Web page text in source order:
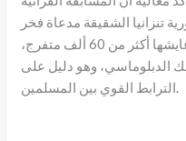
تنزانيا الشقيقة مدعاة فخر
واعتزاز، فالمسابقة شاهدها وعايشها أكثر من 60 ألف متفرج،
الدبلوماسي، وهو دليل على
الترابط القوي بين المسلمين.